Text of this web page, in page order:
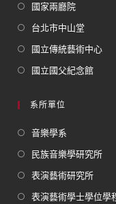
國家兩廳院
台北市中山堂
國立傳統藝術中心
國立國父紀念館
系所單位
音樂學系
民族音樂學研究所
表演藝術研究所
表演藝術學士學位學